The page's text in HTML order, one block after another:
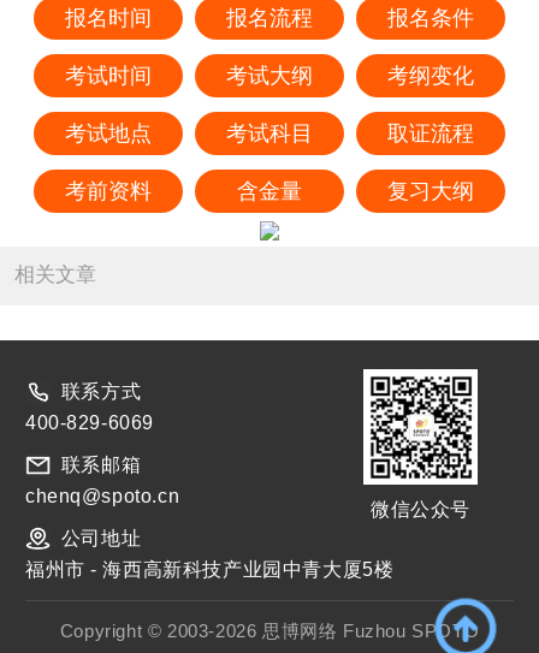
报名时间 报名流程 报名条件
考试时间 考试大纲 考纲变化
考试地点 考试科目 取证流程
考前资料 含金量 复习大纲
相关文章
联系方式
400-829-6069
联系邮箱
chenq@spoto.cn
公司地址
微信公众号
福州市 - 海西高新科技产业园中青大厦5楼
Copyright © 2003-2026 思博网络 Fuzhou SPOTO